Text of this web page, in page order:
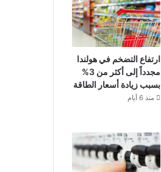
ارتفاع التضخم في هولندا
مجدداً إلى أكثر من 3%
بسبب زيادة أسعار الطاقة
منذ 6 أيام